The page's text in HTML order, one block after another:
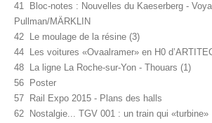
41 Bloc-notes : Nouvelles du Kaeserberg -
Pullman/MÄRKLIN
42 Le moulage de la résine (3)
44 Les voitures «Ovaalramer» en H0
48 La ligne La Roche-sur-Yon - Thouars (1)
56 Poster
57 Rail Expo 2015 - Plans des halls
62 Nostalgie... TGV 001 : un train qui «turbine»